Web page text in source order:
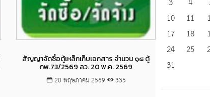
สัญญาจัดซื้อตู้เหล็กเก็บเอกสาร จำนวน ๑๘ ตู้
กพ.73/2569 ลว. 20 พ.ค. 2569
20 พฤษภาคม 2569 335
10
11
17
18
24
25
31